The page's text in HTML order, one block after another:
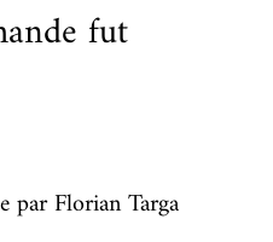
fut
par Florian Targa